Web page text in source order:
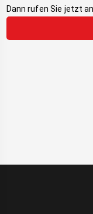
Dann rufen Sie jetzt